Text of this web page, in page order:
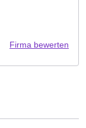
Firma bewerten